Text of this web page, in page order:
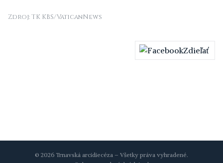
Zdroj: TK KBS/VaticanNews
Zdieľať
© 2026 Trnavská arcidiecéza – Všetky práva vyhradené.